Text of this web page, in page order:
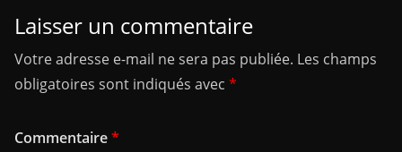
Laisser un commentaire
Votre adresse e-mail ne sera pas publiée. Les champs
obligatoires sont indiqués avec *
Commentaire*